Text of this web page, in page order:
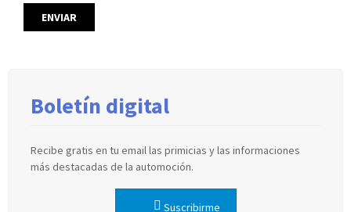
Boletín digital
Recibe gratis en tu email las primicias y las informaciones
más destacadas de la automoción.
Suscribirme